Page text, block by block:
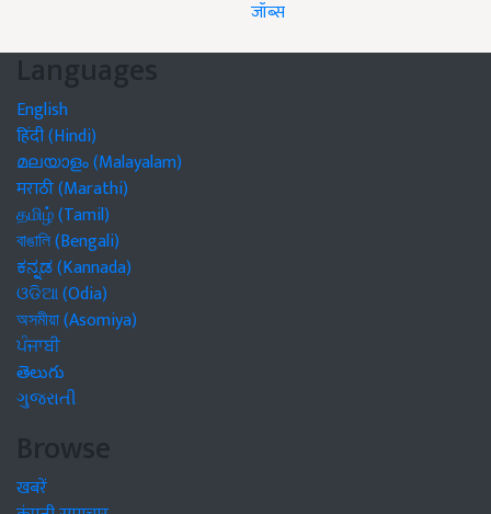
जॉब्स
Languages
English
हिंदी (Hindi)
മലയാളം (Malayalam)
मराठी (Marathi)
தமிழ் (Tamil)
বাঙালি (Bengali)
ಕನ್ನಡ (Kannada)
ଓଡିଆ (Odia)
অসমীয়া (Asomiya)
ਪੰਜਾਬੀ
తెలుగు
ગુજરાતી
Browse
खबरें